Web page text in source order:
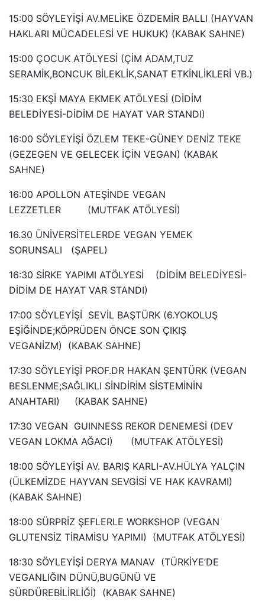
15:00 SÖYLEYİŞİ AV.MELİKE ÖZDEMİR BALLI (HAYVAN
HAKLARI MÜCADELESİ VE HUKUK) (KABAK SAHNE)
15:00 ÇOCUK ATÖLYESİ (ÇİM ADAM,TUZ
SERAMİK,BONCUK BİLEKLİK,SANAT ETKİNLİKLERİ VB.)
15:30 EKŞİ MAYA EKMEK ATÖLYESİ (DİDİM
BELEDİYESİ-DİDİM DE HAYAT VAR STANDI)
16:00 SÖYLEYİŞİ ÖZLEM TEKE-GÜNEY DENİZ TEKE
(GEZEGEN VE GELECEK İÇİN VEGAN) (KABAK
SAHNE)
16:00 APOLLON ATEŞİNDE VEGAN
LEZZETLER (MUTFAK ATÖLYESİ)
16.30 ÜNİVERSİTELERDE VEGAN YEMEK
SORUNSALI (ŞAPEL)
16:30 SİRKE YAPIMI ATÖLYESİ (DİDİM BELEDİYESİ-
DİDİM DE HAYAT VAR STANDI)
17:00 SÖYLEYİŞİ SEVİL BAŞTÜRK (6.YOKOLUŞ
EŞİĞİNDE;KÖPRÜDEN ÖNCE SON ÇIKIŞ
VEGANİZM) (KABAK SAHNE)
17:30 SÖYLEYİŞİ PROF.DR HAKAN ŞENTÜRK (VEGAN
BESLENME;SAĞLIKLI SİNDİRİM SİSTEMİNİN
ANAHTARI) (KABAK SAHNE)
17:30 VEGAN GUINNESS REKOR DENEMESİ (DEV
VEGAN LOKMA AĞACI) (MUTFAK ATÖLYESİ)
18:00 SÖYLEYİŞİ AV. BARIŞ KARLI-AV.HÜLYA YALÇIN
(ÜLKEMİZDE HAYVAN SEVGİSİ VE HAK KAVRAMI)
(KABAK SAHNE)
18:00 SÜRPRİZ ŞEFLERLE WORKSHOP (VEGAN
GLUTENSİZ TİRAMİSU YAPIMI) (MUTFAK ATÖLYESİ)
18:30 SÖYLEYİŞİ DERYA MANAV (TÜRKİYE’DE
VEGANLIĞIN DÜNÜ,BUGÜNÜ VE
SÜRDÜREBİLİRLİĞİ) (KABAK SAHNE)